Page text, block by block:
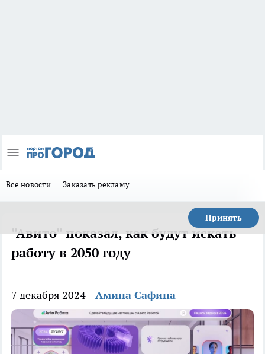
Все новости Заказать рекламу
Принять
"Авито" показал, как будут искать
работу в 2050 году
7 декабря 2024 Амина Сафина